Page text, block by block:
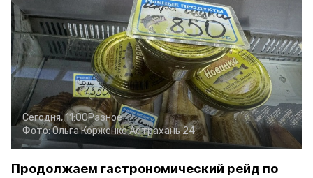
Сегодня, 11:00Разное
Фото:Ольга КорженкоАстрахань 24
Продолжаем гастрономический рейд по